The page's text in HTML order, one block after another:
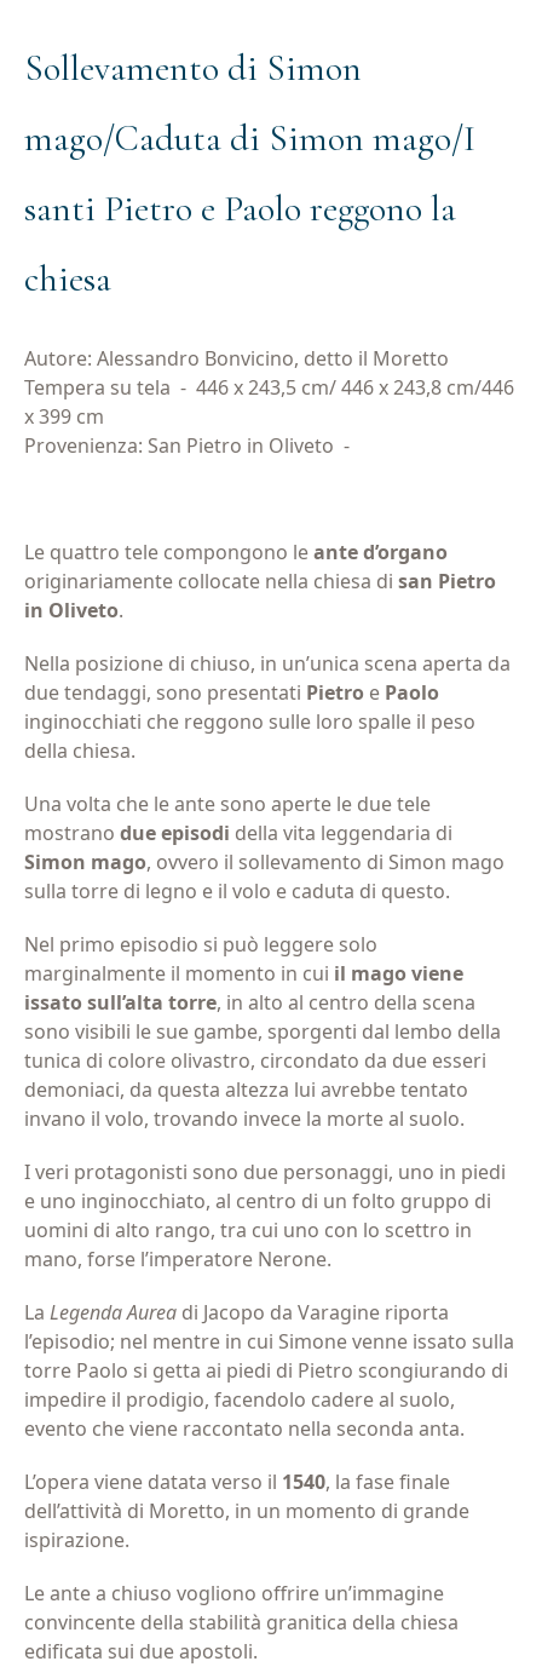
Sollevamento di Simon
mago/Caduta di Simon mago/I
santi Pietro e Paolo reggono la
chiesa
Autore: Alessandro Bonvicino, detto il Moretto
Tempera su tela - 446 x 243,5 cm/ 446 x 243,8 cm/446
x 399 cm
Provenienza: San Pietro in Oliveto -
Le quattro tele compongono leante d’organo
originariamente collocate nella chiesa di san Pietro
in Oliveto.
Nella posizione di chiuso, in un’unica scena aperta da
due tendaggi, sono presentati Pietro e Paolo
inginocchiati che reggono sulle loro spalle il peso
della chiesa.
Una volta che le ante sono aperte le due tele
mostrano due episodi della vita leggendaria di
Simon mago, ovvero il sollevamento di Simon mago
sulla torre di legno e il volo e caduta di questo.
Nel primo episodio si può leggere solo
marginalmente il momento in cui il mago viene
issato sull’alta torre, in alto al centro della scena
sono visibili le sue gambe, sporgenti dal lembo della
tunica di colore olivastro, circondato da due esseri
demoniaci, da questa altezza lui avrebbe tentato
invano il volo, trovando invece la morte al suolo.
I veri protagonisti sono due personaggi, uno in piedi
e uno inginocchiato, al centro di un folto gruppo di
uomini di alto rango, tra cui uno con lo scettro in
mano, forse l’imperatore Nerone.
La Legenda Aurea di Jacopo da Varagine riporta
l’episodio; nel mentre in cui Simone venne issato sulla
torre Paolo si getta ai piedi di Pietro scongiurando di
impedire il prodigio, facendolo cadere al suolo,
evento che viene raccontato nella seconda anta.
L’opera viene datata verso il 1540, la fase finale
dell’attività di Moretto, in un momento di grande
ispirazione.
Le ante a chiuso vogliono offrire un’immagine
convincente della stabilità granitica della chiesa
edificata sui due apostoli.